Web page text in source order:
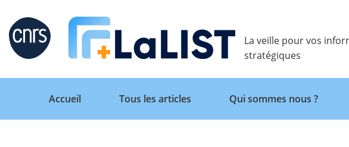
Retour
La veille pour vos
stratégiques
Retour
Accueil
Tous les articles Qui sommes nous ?